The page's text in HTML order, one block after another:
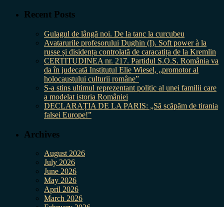
Recent Posts
Gulagul de lângă noi. De la tanc la curcubeu
Avatarurile profesorului Dughin (I). Soft power à la
russe și disidența controlată de caracatița de la Kremlin
CERTITUDINEA nr. 217. Partidul S.O.S. România va
da în judecată Institutul Elie Wiesel, „promotor al
holocaustului culturii române”
S-a stins ultimul reprezentant politic al unei familii care
a modelat istoria României
DECLARAȚIA DE LA PARIS: „Să scăpăm de tirania
falsei Europe!”
Archives
August 2026
July 2026
June 2026
May 2026
April 2026
March 2026